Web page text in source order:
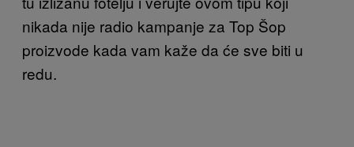
nikada nije radio kampanje za Top Šop
proizvode kada vam kaže da će sve biti u
redu.